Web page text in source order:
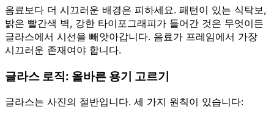
음료보다 더 시끄러운 배경은 피하세요. 패턴이 있는 식탁보,
밝은 빨간색 벽, 강한 타이포그래피가 들어간 것은 무엇이든
글라스에서 시선을 빼앗아갑니다. 음료가 프레임에서 가장
시끄러운 존재여야 합니다.
글라스 로직: 올바른 용기 고르기
글라스는 사진의 절반입니다. 세 가지 원칙이 있습니다: